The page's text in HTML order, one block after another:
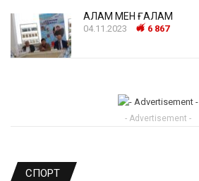
ҚАЛАМ МЕН ҒАЛАМ
04.11.2023 6 867
- Advertisement -
СПОРТ